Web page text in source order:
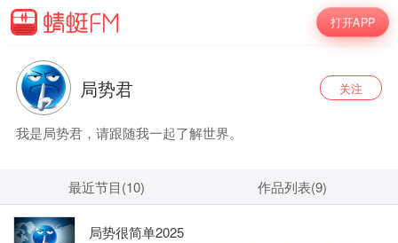
打开APP
局势君 关注
我是局势君，请跟随我一起了解世界。
最近节目(10) 作品列表(9)
局势很简单2025